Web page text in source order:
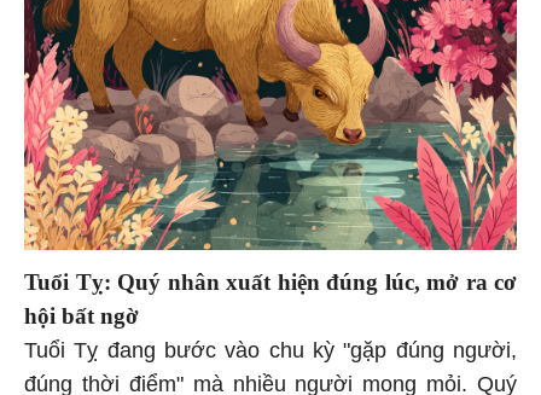
Tuổi Tỵ: Quý nhân xuất hiện đúng lúc, mở ra cơ
hội bất ngờ
Tuổi Tỵ đang bước vào chu kỳ "gặp đúng người,
đúng thời điểm" mà nhiều người mong mỏi. Quý